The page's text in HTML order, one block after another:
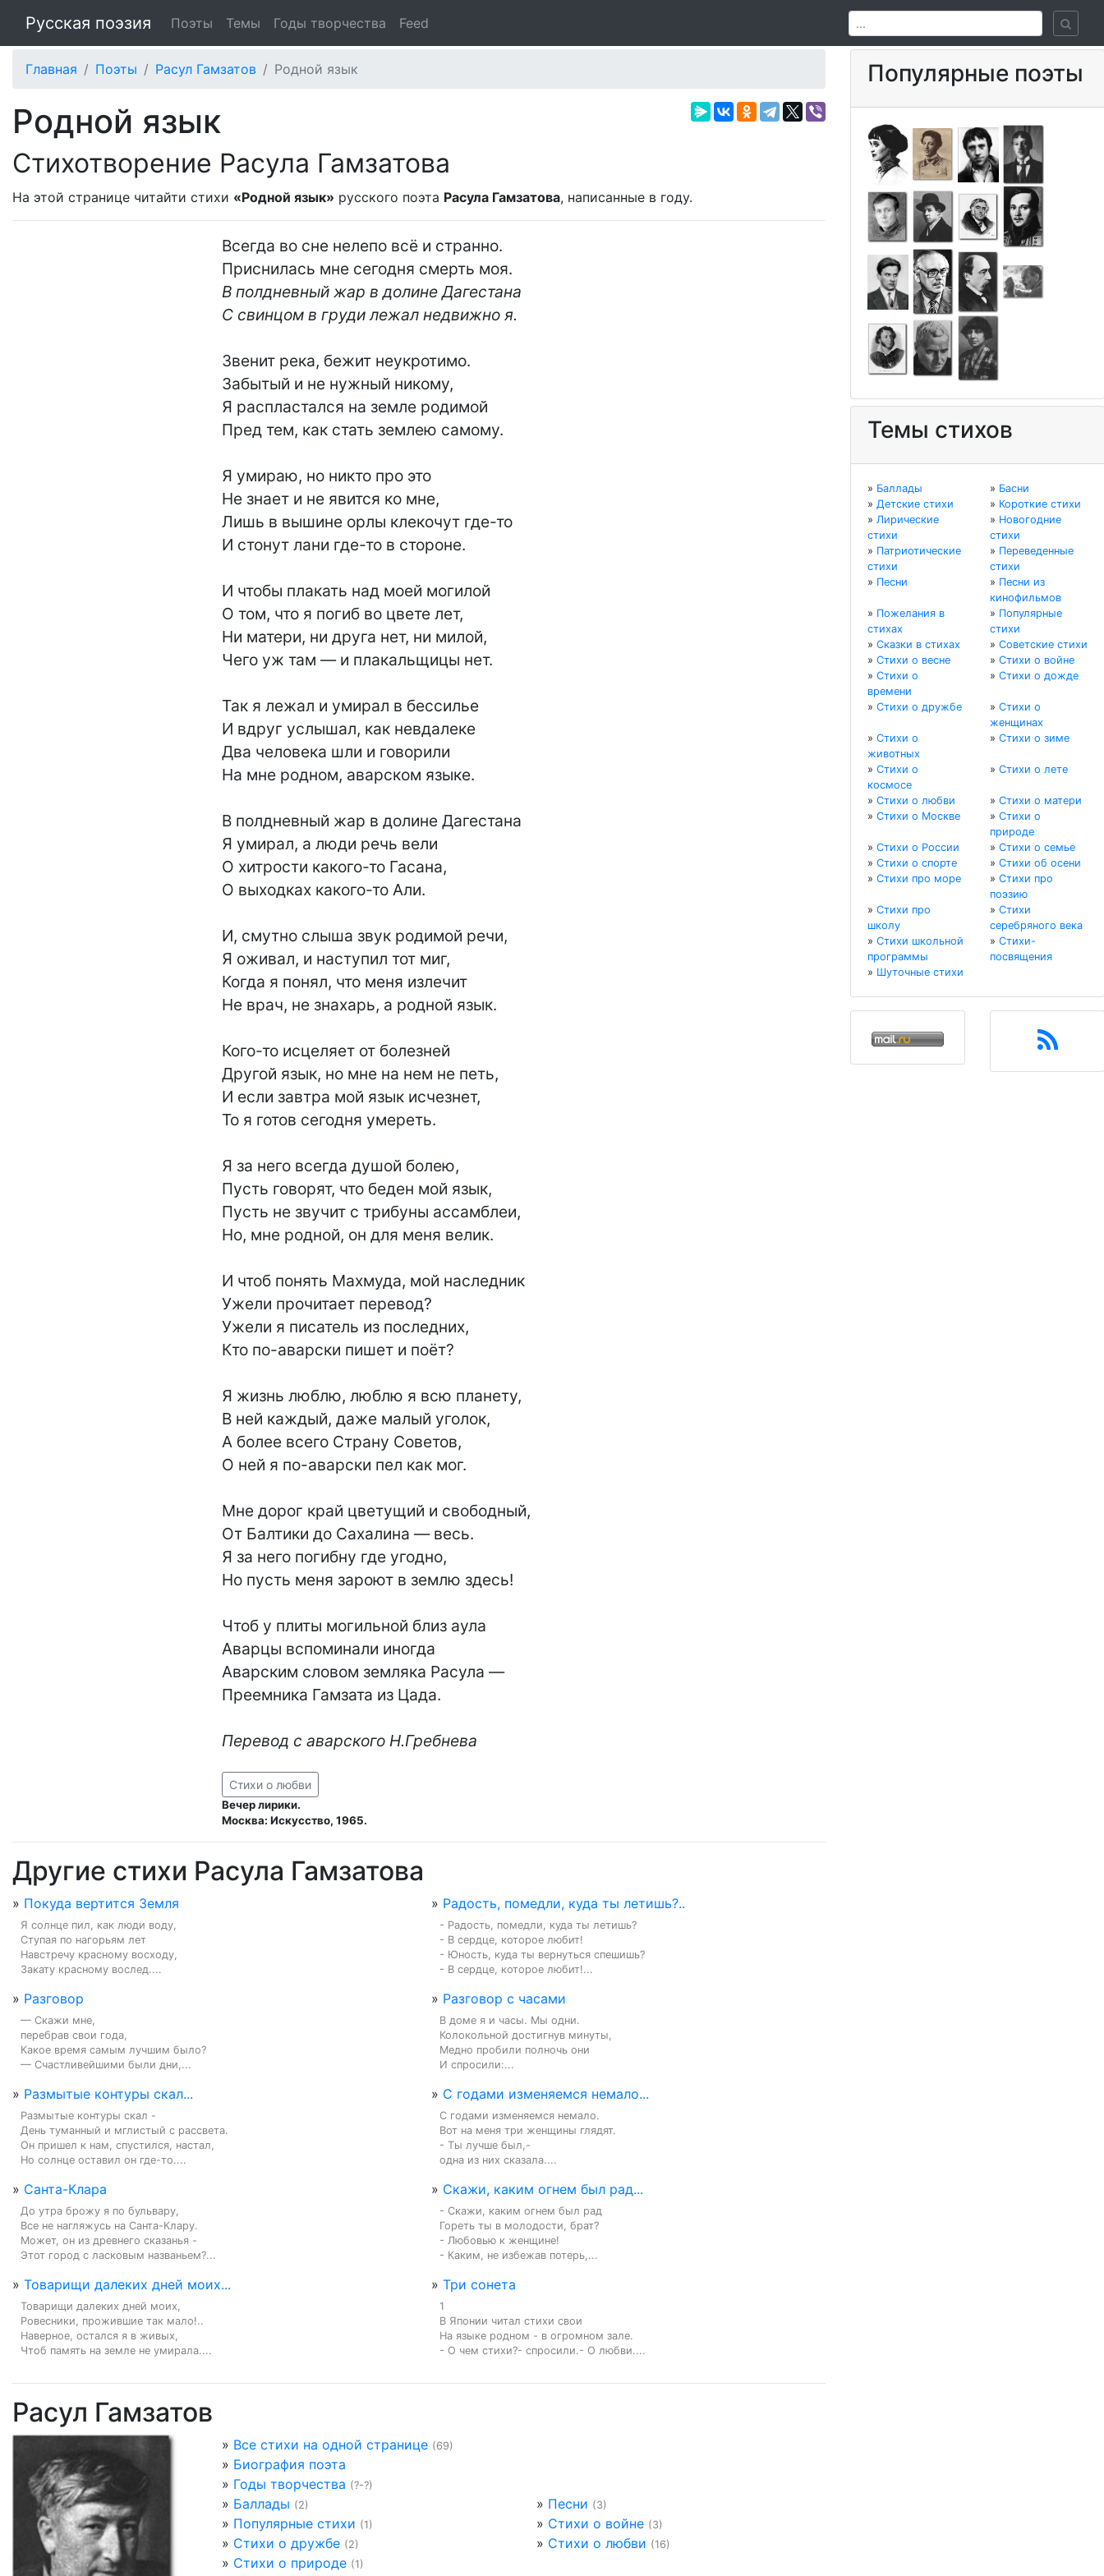
Русская поэзия Поэты Темы Годы творчества Feed
Главная Поэты Расул Гамзатов Родной язык
Родной язык
Стихотворение Расула Гамзатова
На этой странице читайти стихи «Родной язык» русского поэта Расула Гамзатова, написанные в году.
Всегда во сне нелепо всё и странно.
В полдневный жар в долине Дагестана
С свинцом в груди лежал недвижно я.
Звенит река, бежит неукротимо.
Забытый и не нужный никому,
Я распластался на земле родимой
Пред тем, как стать землею самому.
Я умираю, но никто про это
Не знает и не явится ко мне,
Лишь в вышине орлы клекочут где-то
И стонут лани где-то в стороне.
И чтобы плакать над моей могилой
О том, что я погиб во цвете лет,
Ни матери, ни друга нет, ни милой,
Чего уж там — и плакальщицы нет.
Так я лежал и умирал в бессилье
И вдруг услышал, как невдалеке
Два человека шли и говорили
На мне родном, аварском языке.
В полдневный жар в долине Дагестана
Я умирал, а люди речь вели
О хитрости какого-то Гасана,
О выходках какого-то Али.
И, смутно слыша звук родимой речи,
Я оживал, и наступил тот миг,
Когда я понял, что меня излечит
Не врач, не знахарь, а родной язык.
Кого-то исцеляет от болезней
Другой язык, но мне на нем не петь,
И если завтра мой язык исчезнет,
То я готов сегодня умереть.
Я за него всегда душой болею,
Пусть говорят, что беден мой язык,
Пусть не звучит с трибуны ассамблеи,
Но, мне родной, он для меня велик.
И чтоб понять Махмуда, мой наследник
Ужели прочитает перевод?
Ужели я писатель из последних,
Кто по-аварски пишет и поёт?
Я жизнь люблю, люблю я всю планету,
В ней каждый, даже малый уголок,
А более всего Страну Советов,
О ней я по-аварски пел как мог.
Мне дорог край цветущий и свободный,
От Балтики до Сахалина — весь.
Я за него погибну где угодно,
Но пусть меня зароют в землю здесь!
Чтоб у плиты могильной близ аула
Аварцы вспоминали иногда
Аварским словом земляка Расула —
Преемника Гамзата из Цада.
Перевод с аварского Н.Гребнева
Стихи о любви
Вечер лирики.
Москва: Искусство, 1965.
Другие стихи Расула Гамзатова
» Покуда вертится Земля
Я солнце пил, как люди воду,
Ступая по нагорьям лет
Навстречу красному восходу,
Закату красному вослед....
» Радость, помедли, куда ты летишь?..
- Радость, помедли, куда ты летишь?
- В сердце, которое любит!
- Юность, куда ты вернуться спешишь?
- В сердце, которое любит!...
» Разговор
— Скажи мне,
перебрав свои года,
Какое время самым лучшим было?
— Счастливейшими были дни,...
» Разговор с часами
В доме я и часы. Мы одни.
Колокольной достигнув минуты,
Медно пробили полночь они
И спросили:...
» Размытые контуры скал...
Размытые контуры скал -
День туманный и мглистый с рассвета.
Он пришел к нам, спустился, настал,
Но солнце оставил он где-то....
» С годами изменяемся немало...
С годами изменяемся немало.
Вот на меня три женщины глядят.
- Ты лучше был,-
одна из них сказала....
» Санта-Клара
До утра брожу я по бульвару,
Все не нагляжусь на Санта-Клару.
Может, он из древнего сказанья -
Этот город с ласковым названьем?...
» Скажи, каким огнем был рад...
- Скажи, каким огнем был рад
Гореть ты в молодости, брат?
- Любовью к женщине!
- Каким, не избежав потерь,...
» Товарищи далеких дней моих...
Товарищи далеких дней моих,
Ровесники, прожившие так мало!..
Наверное, остался я в живых,
Чтоб память на земле не умирала....
» Три сонета
1
В Японии читал стихи свои
На языке родном - в огромном зале.
- О чем стихи?- спросили.- О любви....
Расул Гамзатов
» Все стихи на одной странице (69)
» Биография поэта
» Годы творчества (?-?)
» Баллады (2) » Песни (3)
» Популярные стихи (1) » Стихи о войне (3)
» Стихи о дружбе (2) » Стихи о любви (16)
» Стихи о природе (1)
Популярные поэты
Темы стихов
» Баллады » Басни
» Детские стихи » Короткие стихи
» Лирические
стихи
» Новогодние
стихи
» Патриотические
стихи
» Переведенные
стихи
» Песни » Песни из
кинофильмов
» Пожелания в
стихах
» Популярные
стихи
» Сказки в стихах » Советские стихи
» Стихи о весне » Стихи о войне
» Стихи о
времени
» Стихи о дожде
» Стихи о дружбе » Стихи о
женщинах
» Стихи о
животных
» Стихи о зиме
» Стихи о
космосе
» Стихи о лете
» Стихи о любви » Стихи о матери
» Стихи о Москве » Стихи о
природе
» Стихи о России » Стихи о семье
» Стихи о спорте » Стихи об осени
» Стихи про море » Стихи про
поэзию
» Стихи про
школу
» Стихи
серебряного века
» Стихи школьной
программы
» Стихи-
посвящения
» Шуточные стихи